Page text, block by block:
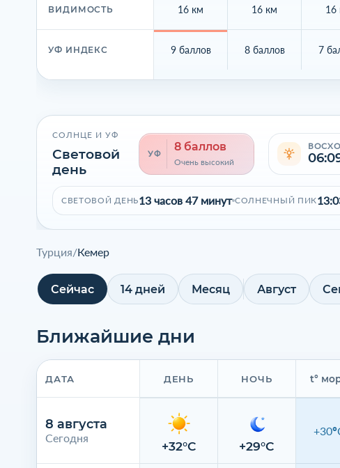
ВИДИМОСТЬ
УФ ИНДЕКС
16 км
9 баллов
16 км
8 баллов
16
7
СОЛНЦЕ И УФ
Световой
день
УФ
8 баллов
Очень высокий
СВЕТОВОЙ ДЕНЬ13 часов 47 минут СОЛНЕЧНЫЙ ПИК
Турция/Кемер
Сейчас 14 дней Месяц Август
Ближайшие дни
ДАТА
8 августа
Сегодня
ДЕНЬ НОЧЬ t°
+32°C +29°C